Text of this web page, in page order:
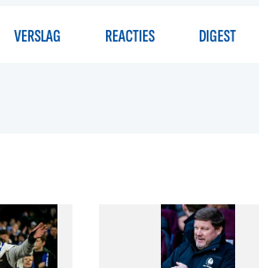
VERSLAG REACTIES DIGEST